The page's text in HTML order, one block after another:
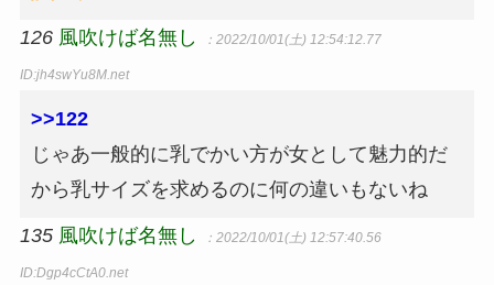
126 風吹けば名無し ：2022/10/01(土) 12:54:12.77
ID:jh4swYu8M.net
>>122
じゃあ一般的に乳でかい方が女として魅力的だ
から乳サイズを求めるのに何の違いもないね
135 風吹けば名無し ：2022/10/01(土) 12:57:40.56
ID:Dgp4cCtA0.net